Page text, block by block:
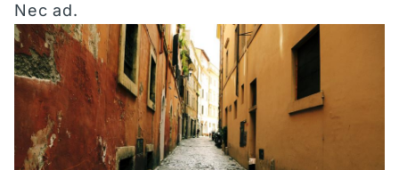
KARRIERE
DEVELOPMENT
Nec ad.